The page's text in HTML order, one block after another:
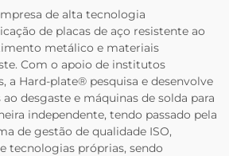
de alta tecnologia
de placas de aço resistente ao
metálico e materiais
Com o apoio de institutos
a Hard-plate® pesquisa e desenvolve
desgaste e máquinas de solda para
independente, tendo passado pela
de gestão de qualidade ISO,
tecnologias próprias, sendo